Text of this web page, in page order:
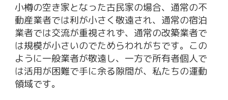
小樽の空き家となった古民家の場合、通常の不
動産業者では利が小さく敬遠され、通常の宿泊
業者では交流が重視されず、通常の改築業者で
は規模が小さいのでためらわれがちです。この
ように一般業者が敬遠し、一方で所有者個人で
は活用が困難で手に余る隙間が、私たちの運動
領域です。